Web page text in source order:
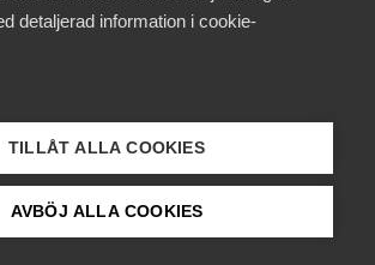
detaljerad information i cookie-
TILLÅT ALLA COOKIES
AVBÖJ ALLA COOKIES
anledning av det ändras också
i kollektivavtalen.
12 mars 2019 Nyheter